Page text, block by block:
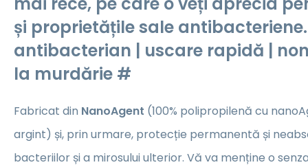
și proprietățile sale
antibacterian | uscare rapidă |
la murdărie #
Fabricat din NanoAgent (100% polipropilenă cu
argint) și, prin urmare, protecție permanentă și
bacteriilor și a mirosului ulterior. Vă va menține o